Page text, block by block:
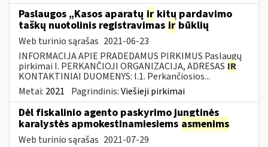
Paslaugos „Kasos aparatų ir kitų pardavimo
taškų nuotolinis registravimas ir būklių
Web turinio sąrašas 2021-06-23
INFORMACIJA APIE PRADEDAMUS PIRKIMUS Paslaugų
pirkimai I. PERKANČIOJI ORGANIZACIJA, ADRESAS IR
KONTAKTINIAI DUOMENYS: I.1. Perkančiosios...
Metai: 2021 Pagrindinis:Viešieji pirkimai
Dėl fiskalinio agento paskyrimo jungtinės
karalystės apmokestinamiesiems asmenims
Web turinio sąrašas 2021-07-29